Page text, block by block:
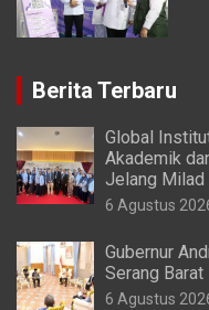
Berita Terbaru
Global
Akademik
Jelang Milad
6 Agustus
Gubernur
Serang Barat
6 Agustus